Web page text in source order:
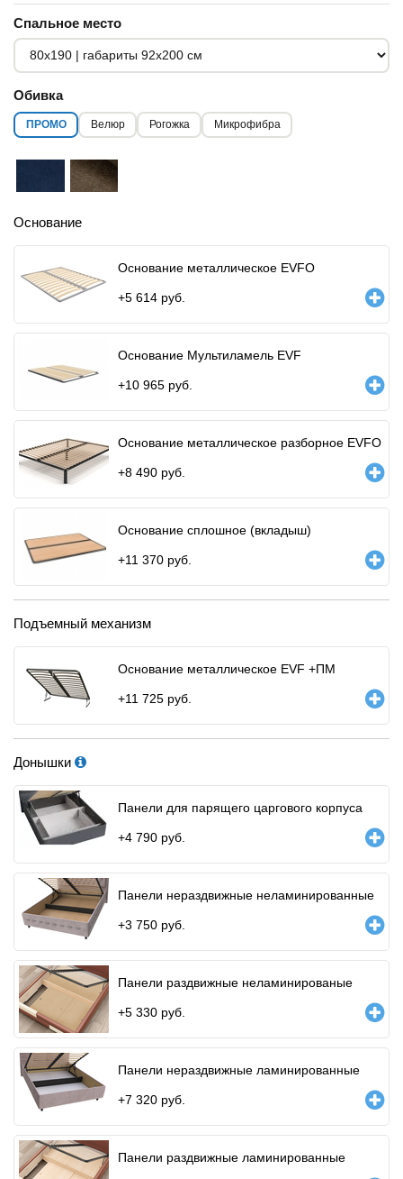
Спальное место
Обивка
ПРОМО Велюр Рогожка Микрофибра
Основание
Основание металлическое EVFO
+5 614 руб.
Основание Мультиламель EVF
+10 965 руб.
Основание металлическое разборное EVFO
+8 490 руб.
Основание сплошное (вкладыш)
+11 370 руб.
Подъемный механизм
Основание металлическое EVF +ПМ
+11 725 руб.
Донышки
Панели для парящего царгового корпуса
+4 790 руб.
Панели нераздвижные неламинированные
+3 750 руб.
Панели раздвижные неламинированые
+5 330 руб.
Панели нераздвижные ламинированные
+7 320 руб.
Панели раздвижные ламинированные